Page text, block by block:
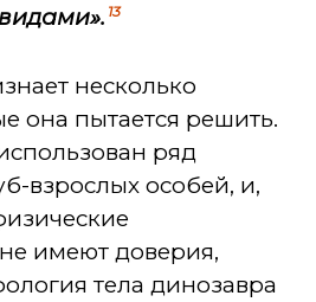
13
несколько
она пытается решить.
ряд
взрослых особей, и,
имеют доверия,
тела динозавра